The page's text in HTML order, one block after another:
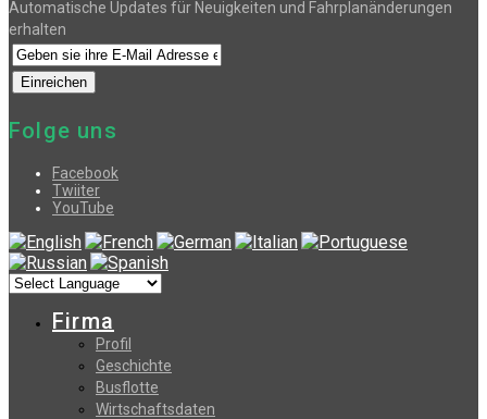
Automatische Updates für Neuigkeiten und Fahrplanänderungen
erhalten
Folge uns
Facebook
Twiiter
YouTube
Firma
Profil
Geschichte
Busflotte
Wirtschaftsdaten